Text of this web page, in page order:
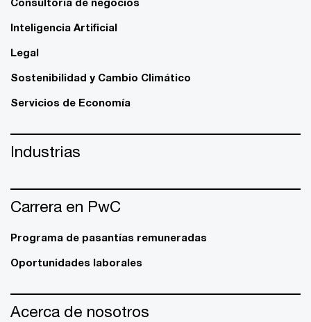
Inteligencia Artificial
Legal
Sostenibilidad y Cambio Climático
Servicios de Economía
Industrias
Carrera en PwC
Programa de pasantías remuneradas
Oportunidades laborales
Acerca de nosotros